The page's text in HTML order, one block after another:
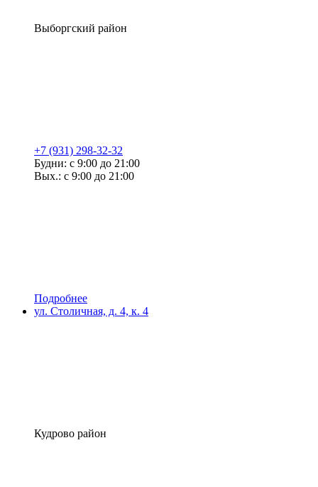
Выборгский район
+7 (931) 298-32-32
Будни: с 9:00 до 21:00
Вых.: с 9:00 до 21:00
Подробнее
ул. Столичная, д. 4, к. 4
Кудрово район